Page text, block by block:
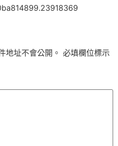
地址不會公開。 必填欄位標示